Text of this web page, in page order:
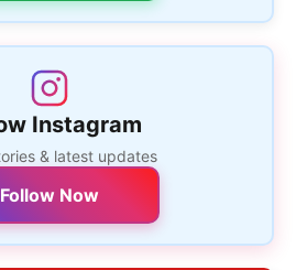
Instagram
& latest updates
Follow Now